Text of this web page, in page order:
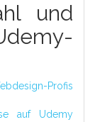
und
Profis
auf Udemy